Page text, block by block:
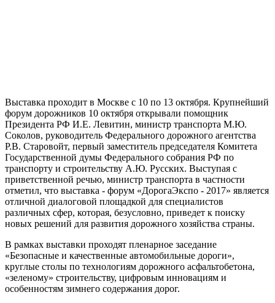
Выставка проходит в Москве с 10 по 13 октября. Крупнейший
форум дорожников 10 октября открывали помощник
Президента РФ И.Е. Левитин, министр транспорта М.Ю.
Соколов, руководитель Федерального дорожного агентства
Р.В. Старовойт, первый заместитель председателя Комитета
Государственной думы Федерального собрания РФ по
транспорту и строительству А.Ю. Русских. Выступая с
приветственной речью, министр транспорта в частности
отметил, что выставка - форум «ДорогаЭкспо - 2017» является
отличной диалоговой площадкой для специалистов
различных сфер, которая, безусловно, приведет к поиску
новых решений для развития дорожного хозяйства страны.
В рамках выставки проходят пленарное заседание
«Безопасные и качественные автомобильные дороги»,
круглые столы по технологиям дорожного асфальтобетона,
«зеленому» строительству, цифровым инновациям и
особенностям зимнего содержания дорог.